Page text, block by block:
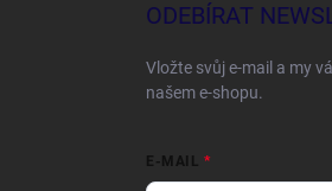
ODEBÍRAT
Vložte svůj e-mail a my
našem e-shopu.
E-MAIL